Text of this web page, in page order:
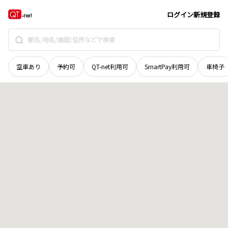
ログイン新規登録
空車あり 予約可 QT-net利用可 SmartPay利用可 車椅子
鳥取県